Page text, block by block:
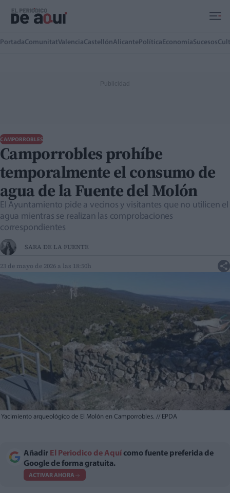
PortadaComunitatValenciaCastellónAlicante Política EconomíaSucesos
CAMPORROBLES
Camporrobles prohíbe
temporalmente el consumo de
agua de la Fuente del Molón
El Ayuntamiento pide a vecinos y visitantes que no utilicen el
agua mientras se realizan las comprobaciones
correspondientes
SARA DE LA FUENTE
23 de mayo de 2026 a las 18:50h
Yacimiento arqueológico de El Molón en Camporrobles. // EPDA
Añadir El Periodico de Aquí como fuente preferida de
Google de forma gratuita.
ACTIVAR AHORA